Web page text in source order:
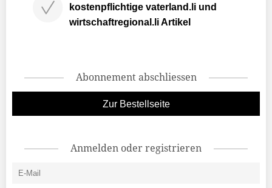
kostenpflichtige vaterland.li und
wirtschaftregional.li Artikel
Abonnement abschliessen
Zur Bestellseite
Anmelden oder registrieren